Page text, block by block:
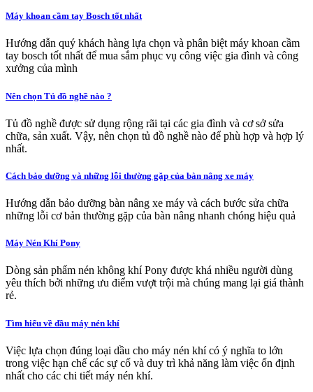
Máy khoan cầm tay Bosch tốt nhất
Hướng dẫn quý khách hàng lựa chọn và phân biệt máy khoan cầm
tay bosch tốt nhất để mua sắm phục vụ công việc gia đình và công
xưởng của mình
Nên chọn Tủ đồ nghề nào ?
Tủ đồ nghề được sử dụng rộng rãi tại các gia đình và cơ sở sửa
chữa, sản xuất. Vậy, nên chọn tủ đồ nghề nào để phù hợp và hợp lý
nhất.
Cách bảo dưỡng và những lỗi thường gặp của bàn nâng xe máy
Hướng dẫn bảo dưỡng bàn nâng xe máy và cách bước sửa chữa
những lỗi cơ bản thường gặp của bàn nâng nhanh chóng hiệu quả
Máy Nén Khí Pony
Dòng sản phẩm nén không khí Pony được khá nhiều người dùng
yêu thích bởi những ưu điểm vượt trội mà chúng mang lại giá thành
rẻ.
Tìm hiểu về dầu máy nén khí
Việc lựa chọn đúng loại dầu cho máy nén khí có ý nghĩa to lớn
trong việc hạn chế các sự cố và duy trì khả năng làm việc ổn định
nhất cho các chi tiết máy nén khí.